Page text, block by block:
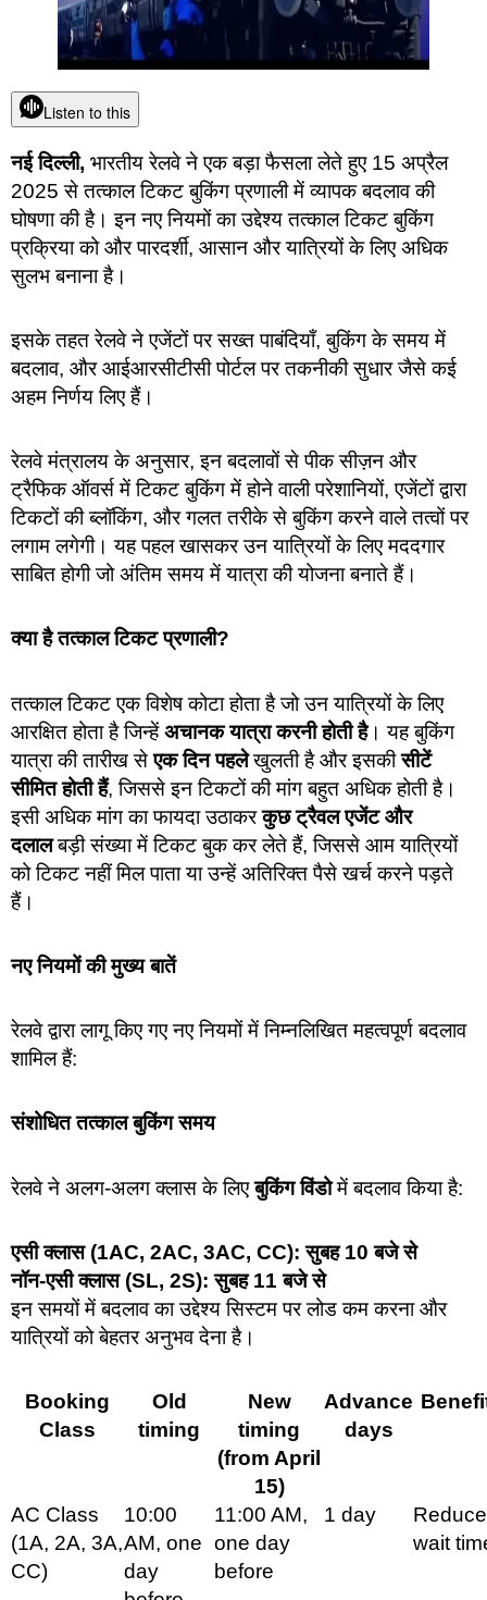
Listen to this
नई दिल्ली, भारतीय रेलवे ने एक बड़ा फैसला लेते हुए 15 अप्रैल
2025 से तत्काल टिकट बुकिंग प्रणाली में व्यापक बदलाव की
घोषणा की है। इन नए नियमों का उद्देश्य तत्काल टिकट बुकिंग
प्रक्रिया को और पारदर्शी, आसान और यात्रियों के लिए अधिक
सुलभ बनाना है।
इसके तहत रेलवे ने एजेंटों पर सख्त पाबंदियाँ, बुकिंग के समय में
बदलाव, और आईआरसीटीसी पोर्टल पर तकनीकी सुधार जैसे कई
अहम निर्णय लिए हैं।
रेलवे मंत्रालय के अनुसार, इन बदलावों से पीक सीज़न और
ट्रैफिक ऑवर्स में टिकट बुकिंग में होने वाली परेशानियों, एजेंटों द्वारा
टिकटों की ब्लॉकिंग, और गलत तरीके से बुकिंग करने वाले तत्वों पर
लगाम लगेगी। यह पहल खासकर उन यात्रियों के लिए मददगार
साबित होगी जो अंतिम समय में यात्रा की योजना बनाते हैं।
क्या है तत्काल टिकट प्रणाली?
तत्काल टिकट एक विशेष कोटा होता है जो उन यात्रियों के लिए
आरक्षित होता है जिन्हेंअचानक यात्रा करनी होती है। यह बुकिंग
यात्रा की तारीख सेएक दिन पहलेखुलती है और इसकीसीटें
सीमित होती हैं, जिससे इन टिकटों की मांग बहुत अधिक होती है।
इसी अधिक मांग का फायदा उठाकरकुछ ट्रैवल एजेंट और
दलालबड़ी संख्या में टिकट बुक कर लेते हैं, जिससे आम यात्रियों
को टिकट नहीं मिल पाता या उन्हें अतिरिक्त पैसे खर्च करने पड़ते
हैं।
नए नियमों की मुख्य बातें
रेलवे द्वारा लागू किए गए नए नियमों में निम्नलिखित महत्वपूर्ण बदलाव
शामिल हैं:
संशोधित तत्काल बुकिंग समय
रेलवे ने अलग-अलग क्लास के लिएबुकिंग विंडोमें बदलाव किया है:
एसी क्लास (1AC, 2AC, 3AC, CC): सुबह 10 बजे से
नॉन-एसी क्लास (SL, 2S): सुबह 11 बजे से
इन समयों में बदलाव का उद्देश्य सिस्टम पर लोड कम करना और
यात्रियों को बेहतर अनुभव देना है।
Booking
Class
Old
timing
New
timing
(from April
15)
Advance
days
AC Class
(1A, 2A, 3A,
CC)
10:00
AM, one
day
11:00 AM,
one day
before
1 day
wait